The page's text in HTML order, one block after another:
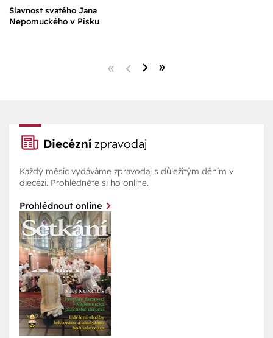
Slavnost svatého Jana
Nepomuckého v Písku
Diecézní zpravodaj
Každý měsíc vydáváme zpravodaj s důležitým děním v
diecézi. Prohlédněte si ho online.
Prohlédnout online